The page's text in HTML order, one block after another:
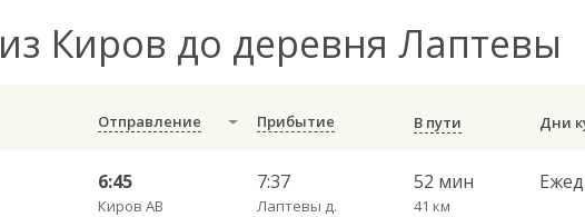
из Киров до деревня Лаптевы
Отправление Прибытие В пути
6:45
Киров АВ
7:37
Лаптевы д.
52 мин
41 км